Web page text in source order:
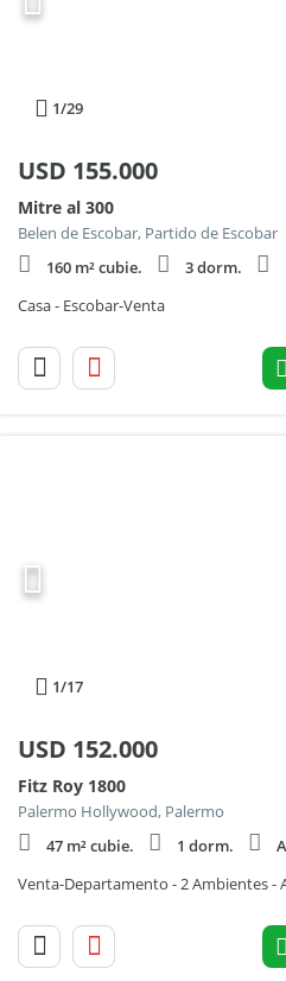
1/29
USD 155.000
Mitre al 300
Belen de Escobar, Partido de Escobar
160 m² cubie.
3 dorm.
Casa - Escobar-Venta
1/17
USD 152.000
Fitz Roy 1800
Palermo Hollywood, Palermo
47 m² cubie.
1 dorm.